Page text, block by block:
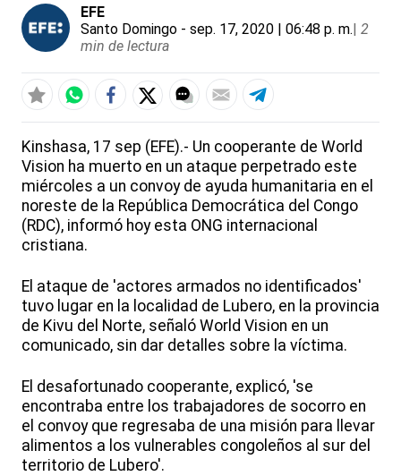
EFE
Santo Domingo - sep. 17, 2020 | 06:48 p. m.| 2
min de lectura
Kinshasa, 17 sep (EFE).- Un cooperante de World
Vision ha muerto en un ataque perpetrado este
miércoles a un convoy de ayuda humanitaria en el
noreste de la República Democrática del Congo
(RDC), informó hoy esta ONG internacional
cristiana.
El ataque de 'actores armados no identificados'
tuvo lugar en la localidad de Lubero, en la provincia
de Kivu del Norte, señaló World Vision en un
comunicado, sin dar detalles sobre la víctima.
El desafortunado cooperante, explicó, 'se
encontraba entre los trabajadores de socorro en
el convoy que regresaba de una misión para llevar
alimentos a los vulnerables congoleños al sur del
territorio de Lubero'.